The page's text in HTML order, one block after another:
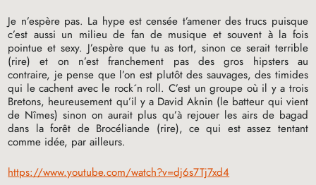
Je n’espère pas. La hype est censée t’amener des trucs puisque
c’est aussi un milieu de fan de musique et souvent à la fois
pointue et sexy. J’espère que tu as tort, sinon ce serait terrible
(rire) et on n’est franchement pas des gros hipsters au
contraire, je pense que l’on est plutôt des sauvages, des timides
qui le cachent avec le rock´n roll. C’est un groupe où il y a trois
Bretons, heureusement qu’il y a David Aknin (le batteur qui vient
de Nîmes) sinon on aurait plus qu’à rejouer les airs de bagad
dans la forêt de Brocéliande (rire), ce qui est assez tentant
comme idée, par ailleurs.
https://www.youtube.com/watch?v=dj6s7Tj7xd4